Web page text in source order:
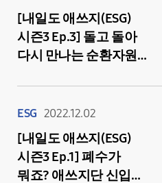
[내일도 애쓰지(ESG)
시즌3 Ep.3] 돌고 돌아
다시 만나는 순환자원의
지금도 변신 중
ESG 2022.12.02
[내일도 애쓰지(ESG)
시즌3 Ep.1] 폐수가
뭐죠? 애쓰지단 신입